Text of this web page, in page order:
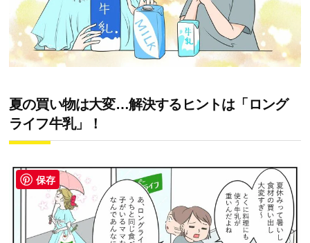
夏の買い物は大変…解決するヒントは「ロング
ライフ牛乳」！
保存